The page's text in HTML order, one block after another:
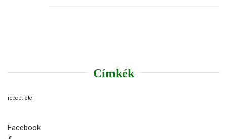
Címkék
recept étel
Facebook